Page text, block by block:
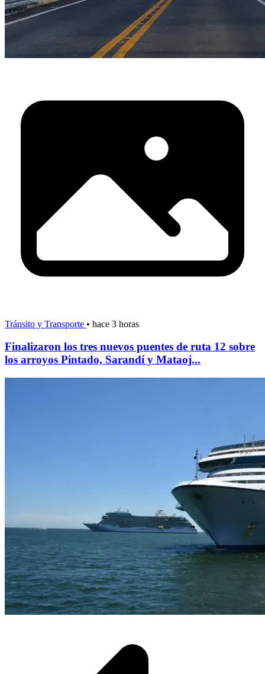
Tránsito y Transporte • hace 3 horas
Finalizaron los tres nuevos puentes de ruta 12 sobre
los arroyos Pintado, Sarandí y Mataoj...